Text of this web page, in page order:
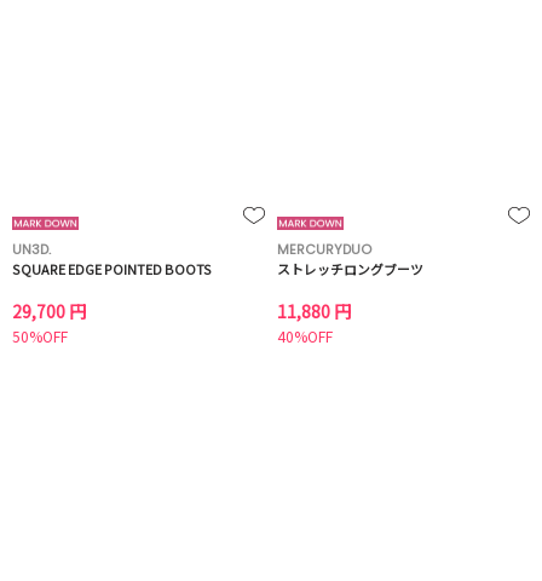
UN3D.
SQUARE EDGE POINTED BOOTS
29,700 円
50%OFF
MERCURYDUO
ストレッチロングブーツ
11,880 円
40%OFF